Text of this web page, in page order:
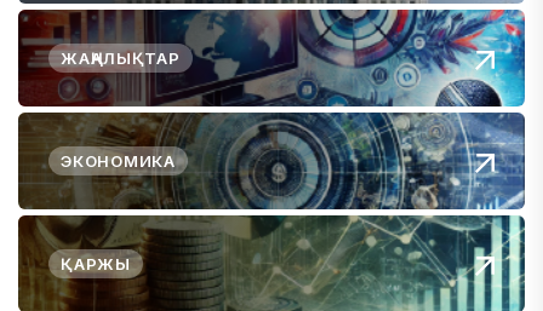
ЖАҢАЛЫҚТАР
ЭКОНОМИКА
ҚАРЖЫ